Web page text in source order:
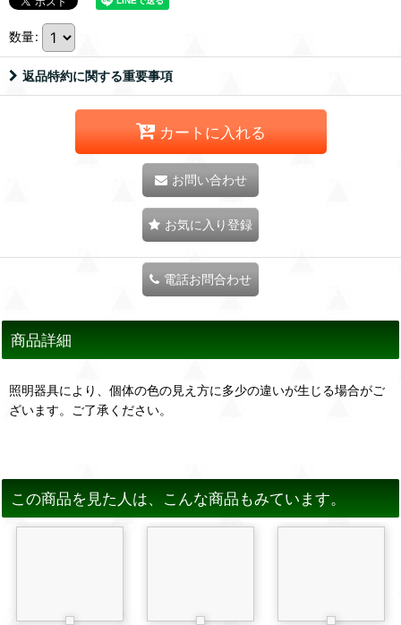
数量:
返品特約に関する重要事項
カートに入れる
お問い合わせ
お気に入り登録
電話お問合わせ
商品詳細
照明器具により、個体の色の見え方に多少の違いが生じる場合がご
ざいます。ご了承ください。
この商品を見た人は、こんな商品もみています。